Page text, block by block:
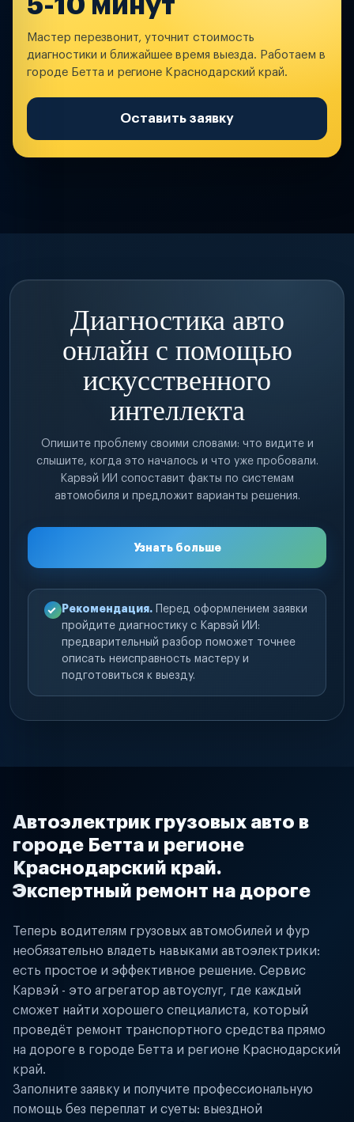
5-10 минут
Мастер перезвонит, уточнит стоимость
диагностики и ближайшее время выезда. Работаем в
городе Бетта и регионе Краснодарский край.
Оставить заявку
Диагностика авто
онлайн с помощью
искусственного
интеллекта
Опишите проблему своими словами: что видите и
слышите, когда это началось и что уже пробовали.
Карвэй ИИ сопоставит факты по системам
автомобиля и предложит варианты решения.
Узнать больше
Рекомендация. Перед оформлением заявки
пройдите диагностику с Карвэй ИИ:
предварительный разбор поможет точнее
описать неисправность мастеру и
подготовиться к выезду.
Автоэлектрик грузовых авто в
городе Бетта и регионе
Краснодарский край.
Экспертный ремонт на дороге
Теперь водителям грузовых автомобилей и фур
необязательно владеть навыками автоэлектрики:
есть простое и эффективное решение. Сервис
Карвэй - это агрегатор автоуслуг, где каждый
сможет найти хорошего специалиста, который
проведёт ремонт транспортного средства прямо
на дороге в городе Бетта и регионе Краснодарский
край.
Заполните заявку и получите профессиональную
помощь без переплат и суеты: выездной